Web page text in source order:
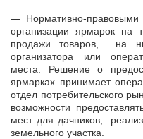
— Нормативно-
организации ярмарок на
продажи товаров, на
организатора или
места. Решение о
ярмарках принимает
отдел потребительского
возможности
мест для дачников,
земельного участка.